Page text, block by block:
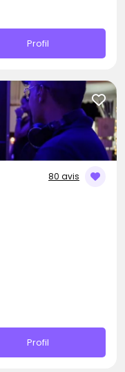
Profil
80 avis
Profil